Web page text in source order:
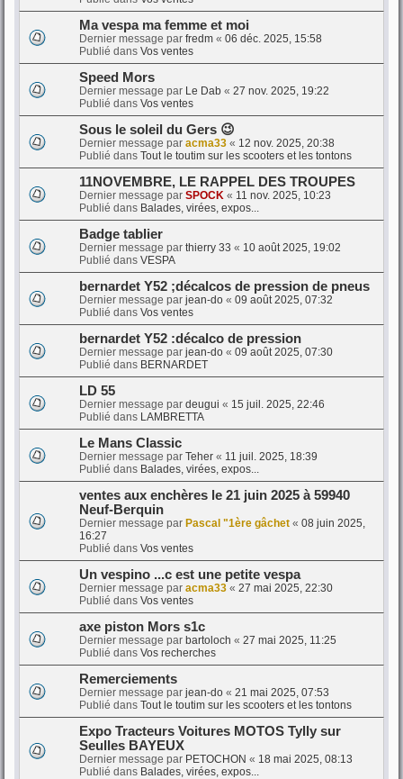
Ma vespa ma femme et moi
Dernier message par fredm « 06 déc. 2025, 15:58
Publié dans Vos ventes
Speed Mors
Dernier message par Le Dab « 27 nov. 2025, 19:22
Publié dans Vos ventes
Sous le soleil du Gers 😉
Dernier message par acma33 « 12 nov. 2025, 20:38
Publié dans Tout le toutim sur les scooters et les tontons
11NOVEMBRE, LE RAPPEL DES TROUPES
Dernier message par SPOCK « 11 nov. 2025, 10:23
Publié dans Balades, virées, expos...
Badge tablier
Dernier message par thierry 33 « 10 août 2025, 19:02
Publié dans VESPA
bernardet Y52 ;décalcos de pression de pneus
Dernier message par jean-do « 09 août 2025, 07:32
Publié dans Vos ventes
bernardet Y52 :décalco de pression
Dernier message par jean-do « 09 août 2025, 07:30
Publié dans BERNARDET
LD 55
Dernier message par deugui « 15 juil. 2025, 22:46
Publié dans LAMBRETTA
Le Mans Classic
Dernier message par Teher « 11 juil. 2025, 18:39
Publié dans Balades, virées, expos...
ventes aux enchères le 21 juin 2025 à 59940
Neuf-Berquin
Dernier message par Pascal "1ère gâchet « 08 juin 2025,
16:27
Publié dans Vos ventes
Un vespino ...c est une petite vespa
Dernier message par acma33 « 27 mai 2025, 22:30
Publié dans Vos ventes
axe piston Mors s1c
Dernier message par bartoloch « 27 mai 2025, 11:25
Publié dans Vos recherches
Remerciements
Dernier message par jean-do « 21 mai 2025, 07:53
Publié dans Tout le toutim sur les scooters et les tontons
Expo Tracteurs Voitures MOTOS Tylly sur
Seulles BAYEUX
Dernier message par PETOCHON « 18 mai 2025, 08:13
Publié dans Balades, virées, expos...